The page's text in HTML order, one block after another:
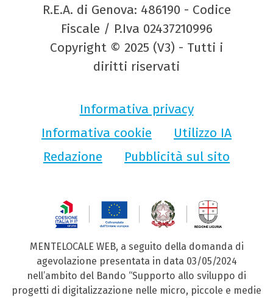
R.E.A. di Genova: 486190 - Codice
Fiscale / P.Iva 02437210996
Copyright © 2025 (V3) - Tutti i
diritti riservati
Informativa privacy
Informativa cookie
Utilizzo IA
Redazione
Pubblicità sul sito
MENTELOCALE WEB, a seguito della domanda di
agevolazione presentata in data 03/05/2024
nell’ambito del Bando “Supporto allo sviluppo di
progetti di digitalizzazione nelle micro, piccole e medie